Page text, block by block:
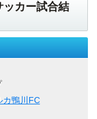
ッカー試合結
カ鴨川FC